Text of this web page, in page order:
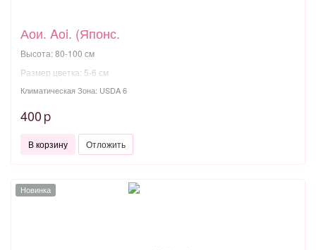
Аои. Aoi. (Японс.
Высота: 80-100 см
Размер цветка: 5-6 см
Климатическая Зона: USDA 6
400 p
В корзину Отложить
Новинка